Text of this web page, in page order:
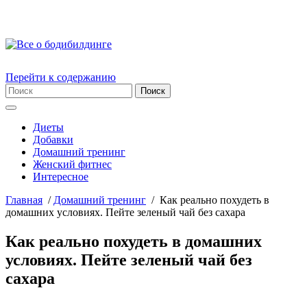
Перейти к содержанию
Диеты
Добавки
Домашний тренинг
Женский фитнес
Интересное
Главная / Домашний тренинг / Как реально похудеть в
домашних условиях. Пейте зеленый чай без сахара
Как реально похудеть в домашних
условиях. Пейте зеленый чай без
сахара